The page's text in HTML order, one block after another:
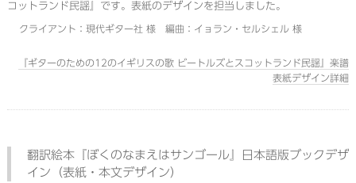
コットランド民謡』です。表紙のデザインを担当しました。
クライアント：現代ギター社 様 編曲：イョラン・セルシェル 様
『ギターのための12のイギリスの歌 ビートルズとスコットランド民謡』楽譜
表紙デザイン詳細
翻訳絵本『ぼくのなまえはサンゴール』日本語版ブックデザ
イン（表紙・本文デザイン）